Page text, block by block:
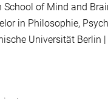
School of Mind and
in Philosophie,
Universität Berlin